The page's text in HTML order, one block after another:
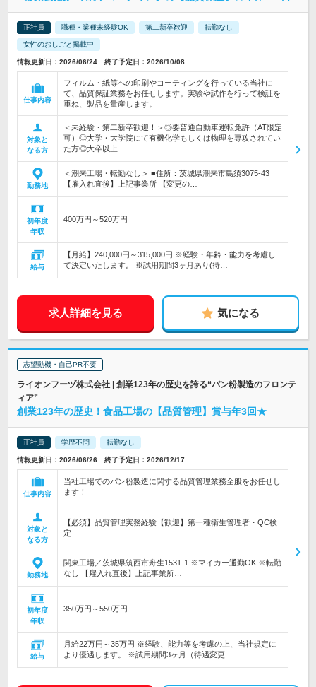
正社員 職種・業種未経験OK 第二新卒歓迎 転勤なし
女性のおしごと掲載中
情報更新日：2026/06/24 終了予定日：2026/10/08
仕事内容
フィルム・紙等への印刷やコーティングを行っている当社に
て、品質保証業務をお任せします。実験や試作を行って検証を
重ね、製品を量産します。
対象と
なる方
＜未経験・第二新卒歓迎！＞◎要普通自動車運転免許（AT限定
可）◎大学・大学院にて有機化学もしくは物理を専攻されてい
た方◎大卒以上
勤務地
＜潮来工場・転勤なし＞ ■住所：茨城県潮来市島須3075-43
【雇入れ直後】上記事業所 【変更の…
初年度
年収
400万円～520万円
給与
【月給】240,000円～315,000円 ※経験・年齢・能力を考慮し
て決定いたします。 ※試用期間3ヶ月あり(待…
求人詳細を見る 気になる
志望動機・自己PR不要
ライオンフーヅ株式会社 | 創業123年の歴史を誇る“パン粉製造のフロンテ
ィア”
創業123年の歴史！食品工場の【品質管理】賞与年3回★
正社員 学歴不問 転勤なし
情報更新日：2026/06/26 終了予定日：2026/12/17
仕事内容
当社工場でのパン粉製造に関する品質管理業務全般をお任せし
ます！
対象と
なる方
【必須】品質管理実務経験【歓迎】第一種衛生管理者・QC検
定
勤務地
関東工場／茨城県筑西市舟生1531-1 ※マイカー通勤OK ※転勤
なし 【雇入れ直後】上記事業所…
初年度
年収
350万円～550万円
給与
月給22万円～35万円 ※経験、能力等を考慮の上、当社規定に
より優遇します。 ※試用期間3ヶ月（待遇変更…